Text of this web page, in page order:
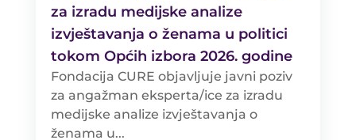
za izradu medijske analize
izvještavanja o ženama u politici
tokom Općih izbora 2026. godine
Fondacija CURE objavljuje javni poziv
za angažman eksperta/ice za izradu
medijske analize izvještavanja o
ženama u...